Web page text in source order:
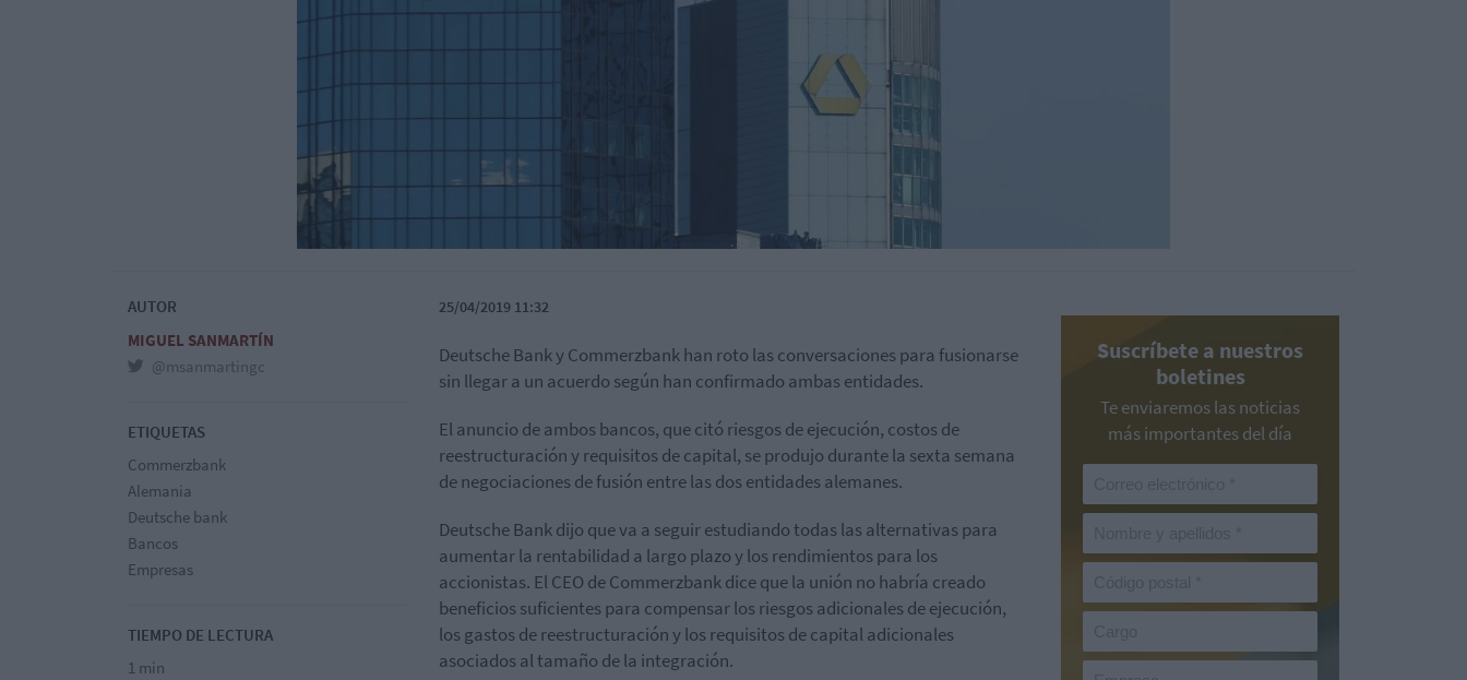
AUTOR
MIGUEL SANMARTÍN
@msanmartingc
ETIQUETAS
Commerzbank
Alemania
Deutsche bank
Bancos
Empresas
TIEMPO DE LECTURA
1 min
25/04/2019 11:32
Deutsche Bank y Commerzbank han roto las conversaciones para fusionarse
sin llegar a un acuerdo según han confirmado ambas entidades.
El anuncio de ambos bancos, que citó riesgos de ejecución, costos de
reestructuración y requisitos de capital, se produjo durante la sexta semana
de negociaciones de fusión entre las dos entidades alemanes.
Deutsche Bank dijo que va a seguir estudiando todas las alternativas para
aumentar la rentabilidad a largo plazo y los rendimientos para los
accionistas. El CEO de Commerzbank dice que la unión no habría creado
beneficios suficientes para compensar los riesgos adicionales de ejecución,
los gastos de reestructuración y los requisitos de capital adicionales
asociados al tamaño de la integración.
Suscríbete a nuestros
boletines
Te enviaremos las noticias
más importantes del día